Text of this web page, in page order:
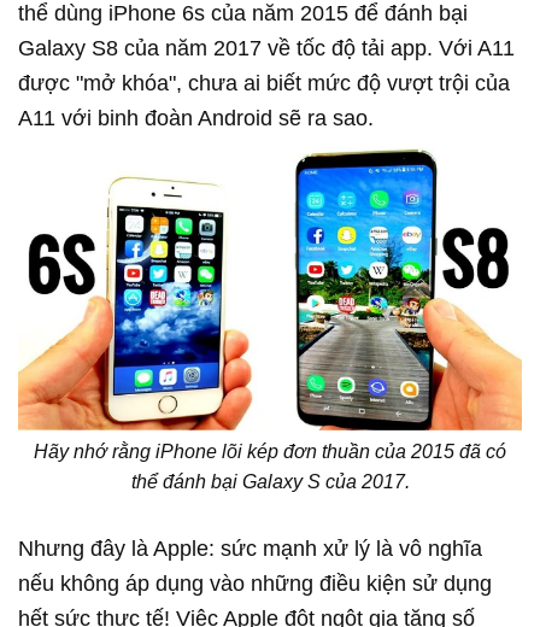
thể dùng iPhone 6s của năm 2015 để đánh bại
Galaxy S8 của năm 2017 về tốc độ tải app. Với A11
được "mở khóa", chưa ai biết mức độ vượt trội của
A11 với binh đoàn Android sẽ ra sao.
Hãy nhớ rằng iPhone lõi kép đơn thuần của 2015 đã có
thể đánh bại Galaxy S của 2017.
Nhưng đây là Apple: sức mạnh xử lý là vô nghĩa
nếu không áp dụng vào những điều kiện sử dụng
hết sức thực tế! Việc Apple đột ngột gia tăng số